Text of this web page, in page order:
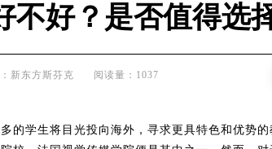
不好？是否值得选
新东方斯芬克 阅读量：1037
的学生将目光投向海外，寻求更具特色和优势的